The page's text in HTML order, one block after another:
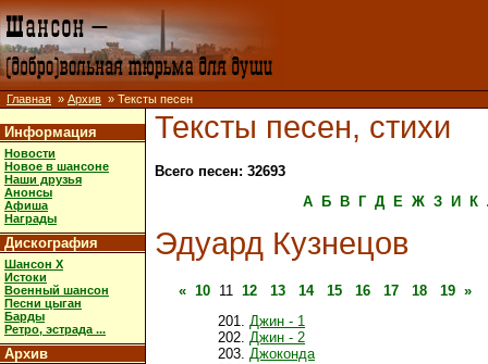
Главная » Архив » Тексты песен
Информация
Новости
Новое в шансоне
Наши друзья
Анонсы
Афиша
Награды
Дискография
Шансон X
Истоки
Военный шансон
Песни цыган
Барды
Ретро, эстрада ...
Архив
Тексты песен, стихи
Всего песен: 32693
А
Б В Г Д Е Ж З И К
Эдуард Кузнецов
« 10 11 12 13 14 15 16 17 18 19 »
Джин - 1
Джин - 2
Джоконда